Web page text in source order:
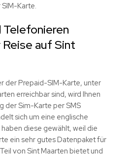
Karte.
auf Sint
der Prepaid-SIM-Karte, unter
erreichbar sind, wird Ihnen
der Sim-Karte per SMS
sich um eine englische
diese gewählt, weil die
ein sehr gutes Datenpaket für
von Sint Maarten bietet und